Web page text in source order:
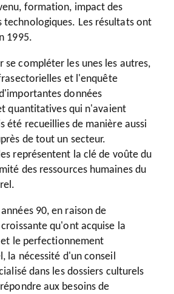
formation, impact des
technologiques. Les résultats ont
1995.
se compléter les unes les autres,
et l'enquête
données
quantitatives qui n'avaient
été recueillies de manière aussi
de tout un secteur.
représentent la clé de voûte du
des ressources humaines du
90, en raison de
qu'ont acquise la
le perfectionnement
la nécessité d'un conseil
dans les dossiers culturels
aux besoins de